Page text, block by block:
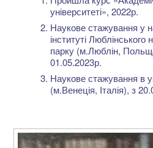
університеті», 2022р.
Наукове стажування у
інституті Люблінського
парку (м.Люблін,
01.05.2023р.
Наукове стажування в
(м.Венеція, Італія), з